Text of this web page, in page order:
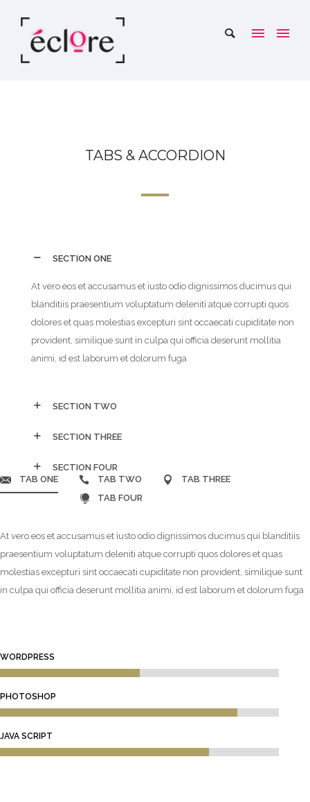
TABS & ACCORDION
SECTION ONE
At vero eos et accusamus et iusto odio dignissimos ducimus qui
blanditiis praesentium voluptatum deleniti atque corrupti quos
dolores et quas molestias excepturi sint occaecati cupiditate non
provident, similique sunt in culpa qui officia deserunt mollitia
animi, id est laborum et dolorum fuga
SECTION TWO
SECTION THREE
SECTION FOUR
TAB ONE
TAB TWO
TAB THREE
TAB FOUR
At vero eos et accusamus et iusto odio dignissimos ducimus qui blanditiis
praesentium voluptatum deleniti atque corrupti quos dolores et quas
molestias excepturi sint occaecati cupiditate non provident, similique sunt
in culpa qui officia deserunt mollitia animi, id est laborum et dolorum fuga
WORDPRESS
PHOTOSHOP
JAVA SCRIPT